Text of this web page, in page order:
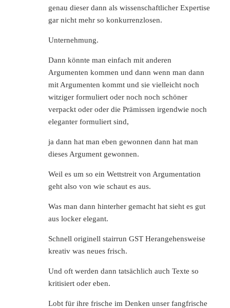
genau dieser dann als wissenschaftlicher Expertise
gar nicht mehr so konkurrenzlosen.
Unternehmung.
Dann könnte man einfach mit anderen
Argumenten kommen und dann wenn man dann
mit Argumenten kommt und sie vielleicht noch
witziger formuliert oder noch noch schöner
verpackt oder oder die Prämissen irgendwie noch
eleganter formuliert sind,
ja dann hat man eben gewonnen dann hat man
dieses Argument gewonnen.
Weil es um so ein Wettstreit von Argumentation
geht also von wie schaut es aus.
Was man dann hinterher gemacht hat sieht es gut
aus locker elegant.
Schnell originell stairrun GST Herangehensweise
kreativ was neues frisch.
Und oft werden dann tatsächlich auch Texte so
kritisiert oder eben.
Lobt für ihre frische im Denken unser fangfrische